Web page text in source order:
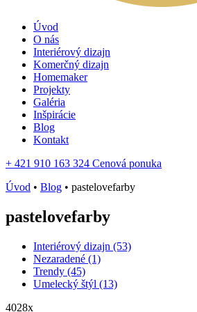
Úvod
O nás
Interiérový dizajn
Komerčný dizajn
Homemaker
Projekty
Galéria
Inšpirácie
Blog
Kontakt
+ 421 910 163 324 Cenová ponuka
Úvod • Blog • pastelovefarby
pastelovefarby
Interiérový dizajn (53)
Nezaradené (1)
Trendy (45)
Umelecký štýl (13)
4028x